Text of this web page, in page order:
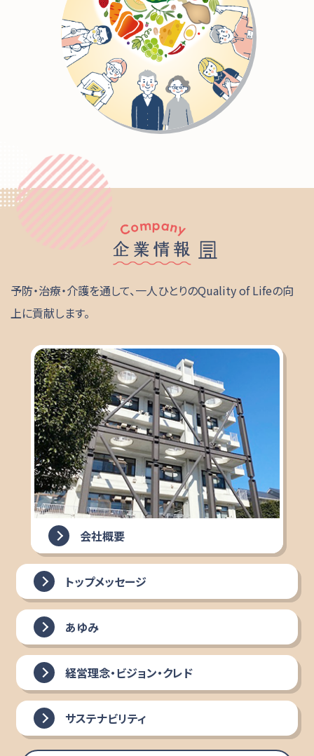
予防・治療・介護を通して、一人ひとりのQuality of Lifeの向
上に貢献します。
会社概要
トップメッセージ
あゆみ
経営理念・ビジョン・クレド
サステナビリティ